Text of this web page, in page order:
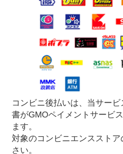
コンビニ後払いは、当サー
書がGMOペイメントサービ
ます。
対象のコンビニエンススト
さい。